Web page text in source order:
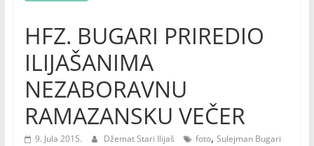
HFZ. BUGARI PRIREDIO
ILIJAŠANIMA
NEZABORAVNU
RAMAZANSKU VEČER
9. Jula 2015. Džemat Stari Ilijaš foto, Sulejman Bugari